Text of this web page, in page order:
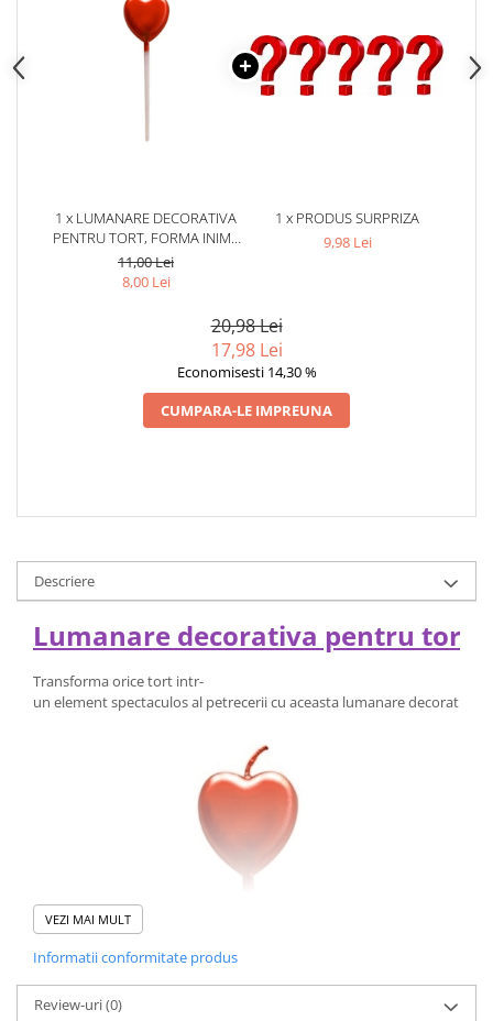
1 x LUMANARE DECORATIVA
PENTRU TORT, FORMA INIMA
LUCIOASA, CU SUPORT
PENTRU FIXARE, 11 X 3.2 CM,
11,00 Lei
8,00 Lei
1 x PRODUS SURPRIZA
9,98 Lei
20,98 Lei
17,98 Lei
Economisesti 14,30 %
CUMPARA-LE IMPREUNA
Descriere
Lumanare decorativa pentru tort,
Transforma orice tort intr-
un element spectaculos al petrecerii cu aceasta lumanare
VEZI MAI MULT
Informatii conformitate produs
Review-uri(0)